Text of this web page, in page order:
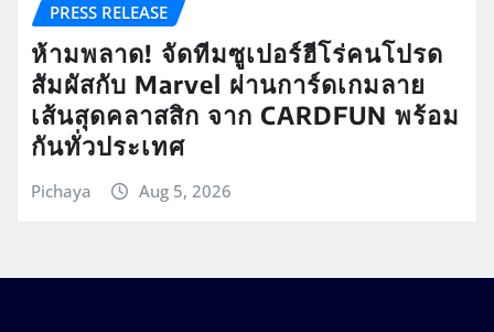
PRESS RELEASE
ห้ามพลาด! จัดทีมซูเปอร์ฮีโร่คนโปรด
สัมผัสกับ Marvel ผ่านการ์ดเกมลาย
เส้นสุดคลาสสิก จาก CARDFUN พร้อม
กันทั่วประเทศ
Pichaya Aug 5, 2026